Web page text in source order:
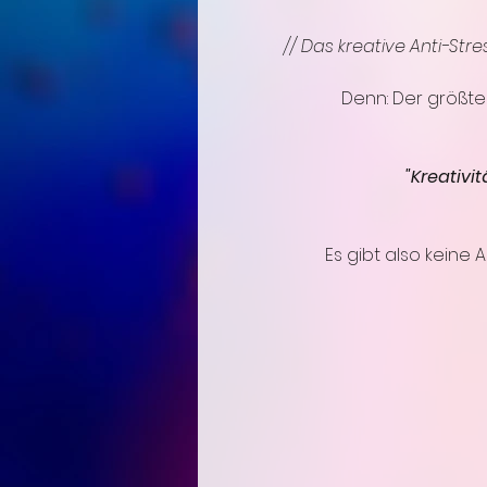
// Das kreative Anti-
Denn: Der
Es gibt also keine